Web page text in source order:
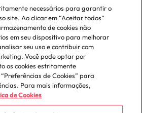
O nosso escritório em
Portugal
Lisboa
necessários para garantir o
site. Ao clicar em “Aceitar todos”
de cookies não
em seu dispositivo para melhorar
seu uso e contribuir com
Você pode optar por
os cookies estritamente
de Cookies” para
Para mais informações,
de Cookies